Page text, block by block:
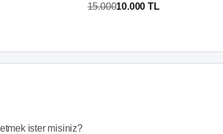
15.00010.000 TL
ister misiniz?